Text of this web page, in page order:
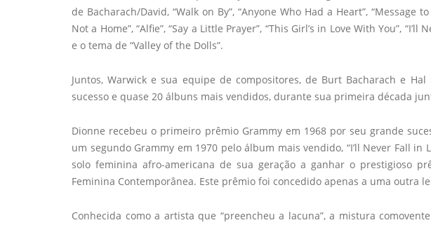
de Bacharach/David, “Walk on By”, “Anyone Who Had a Heart”, “Message
Not a Home”, “Alfie”, “Say a Little Prayer”, “This Girl’s in Love With You”,
e o tema de “Valley of the Dolls”.
Juntos, Warwick e sua equipe de compositores, de Burt Bacharach e
sucesso e quase 20 álbuns mais vendidos, durante sua primeira década
Dionne recebeu o primeiro prêmio Grammy em 1968 por seu grande
um segundo Grammy em 1970 pelo álbum mais vendido, “I’ll Never Fall
solo feminina afro-americana de sua geração a ganhar o prestigioso
Feminina Contemporânea. Este prêmio foi concedido apenas a uma outra
Conhecida como a artista que “preencheu a lacuna”, a mistura